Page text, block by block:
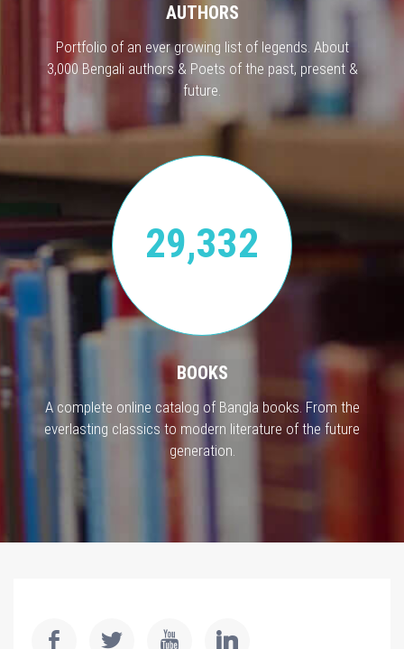
AUTHORS
Portfolio of an ever growing list of legends. About
3,000 Bengali authors & Poets of the past, present &
future.
29,332
BOOKS
A complete online catalog of Bangla books. From the
everlasting classics to modern literature of the future
generation.